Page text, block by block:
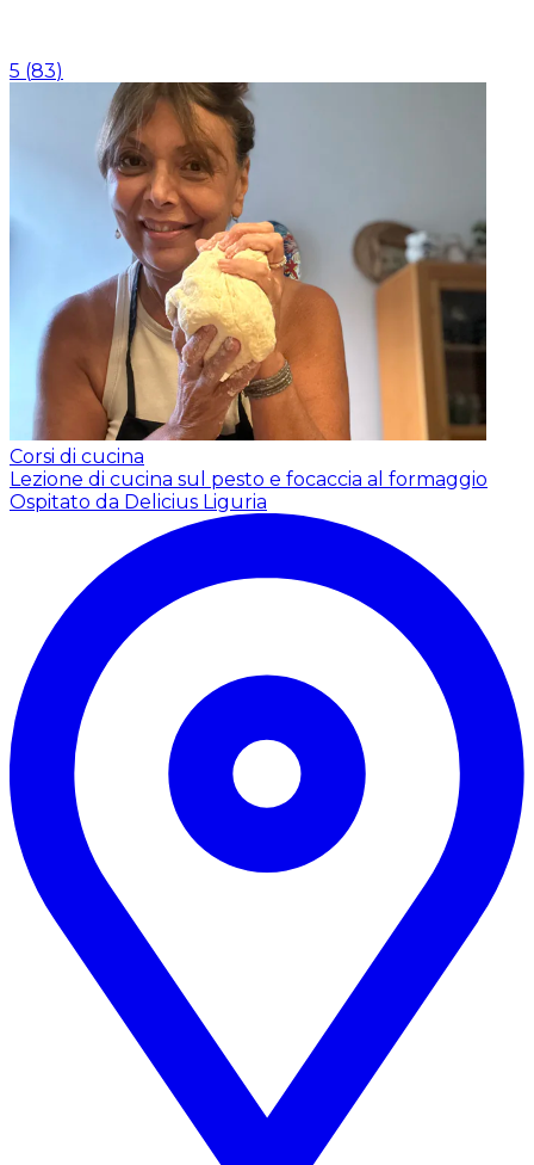
5 (83)
Corsi di cucina
Lezione di cucina sul pesto e focaccia al formaggio
Ospitato da Delicius Liguria